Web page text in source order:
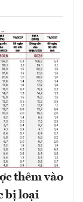
thêm vào
bị loại